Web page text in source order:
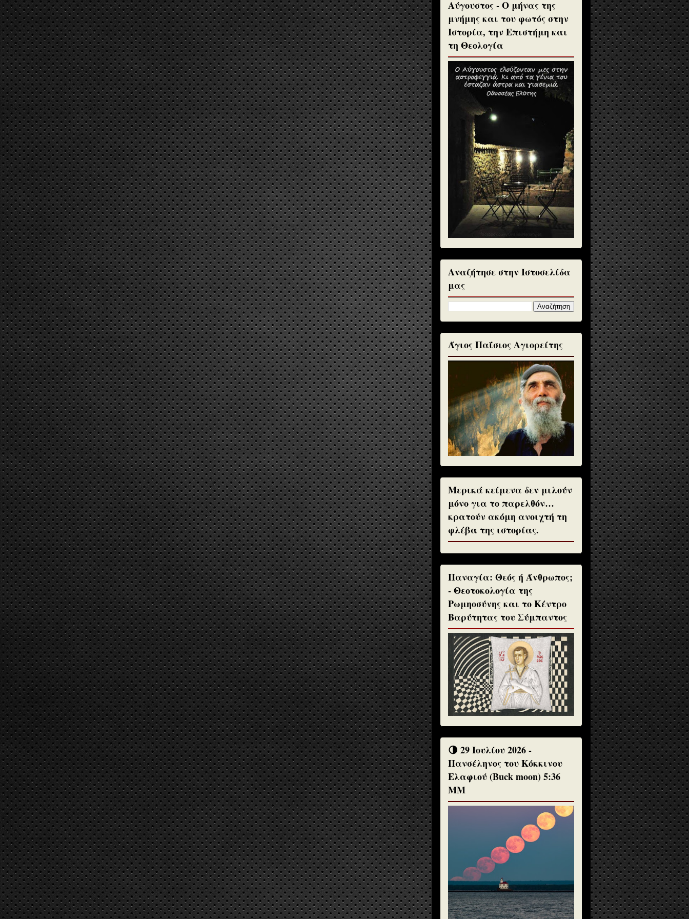
Αύγουστος - Ο μήνας της
μνήμης και του φωτός στην
Ιστορία, την Επιστήμη και
τη Θεολογία
Αναζήτησε στην Ιστοσελίδα
μας
Άγιος Παΐσιος Αγιορείτης
Μερικά κείμενα δεν μιλούν
μόνο για το παρελθόν…
κρατούν ακόμη ανοιχτή τη
φλέβα της ιστορίας.
Παναγία: Θεός ή Άνθρωπος;
- Θεοτοκολογία της
Ρωμηοσύνης και το Κέντρο
Βαρύτητας του Σύμπαντος
🌗 29 Ιουλίου 2026 -
Πανσέληνος του Κόκκινου
Ελαφιού (Buck moon) 5:36
ΜΜ